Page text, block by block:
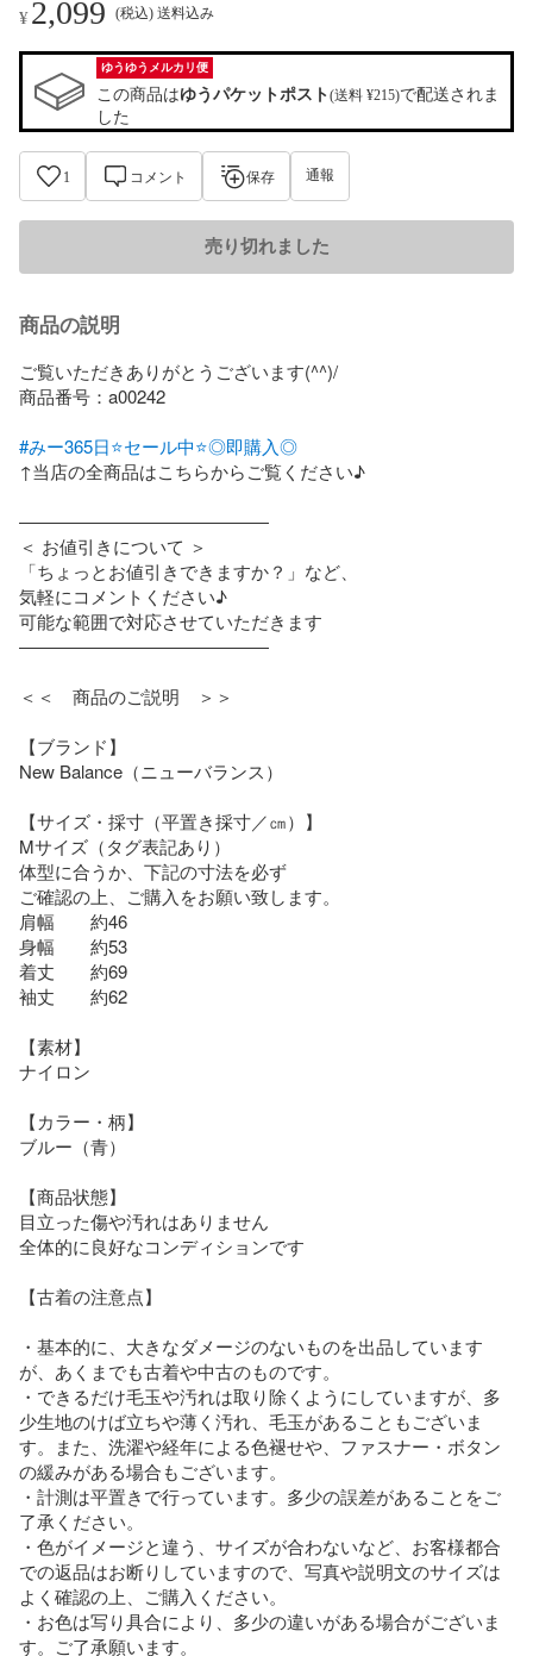
¥2,099 (税込) 送料込み
ゆうゆうメルカリ便
この商品はゆうパケットポスト(送料 ¥215)で配送されま
した
1 コメント 保存 通報
売り切れました
商品の説明
ご覧いただきありがとうございます(^^)/
商品番号：a00242
#みー365日⭐セール中⭐◎即購入◎
↑当店の全商品はこちらからご覧ください♪
――――――――――――――
＜ お値引きについて ＞
「ちょっとお値引きできますか？」など、
気軽にコメントください♪
可能な範囲で対応させていただきます
――――――――――――――
＜＜　商品のご説明　＞＞
【ブランド】
New Balance（ニューバランス）
【サイズ・採寸（平置き採寸／㎝）】
Mサイズ（タグ表記あり）
体型に合うか、下記の寸法を必ず
ご確認の上、ご購入をお願い致します。
肩幅　　約46
身幅　　約53
着丈　　約69
袖丈　　約62
【素材】
ナイロン
【カラー・柄】
ブルー（青）
【商品状態】
目立った傷や汚れはありません
全体的に良好なコンディションです
【古着の注意点】
・基本的に、大きなダメージのないものを出品しています
が、あくまでも古着や中古のものです。
・できるだけ毛玉や汚れは取り除くようにしていますが、多
少生地のけば立ちや薄く汚れ、毛玉があることもございま
す。また、洗濯や経年による色褪せや、ファスナー・ボタン
の緩みがある場合もございます。
・計測は平置きで行っています。多少の誤差があることをご
了承ください。
・色がイメージと違う、サイズが合わないなど、お客様都合
での返品はお断りしていますので、写真や説明文のサイズは
よく確認の上、ご購入ください。
・お色は写り具合により、多少の違いがある場合がございま
す。ご了承願います。